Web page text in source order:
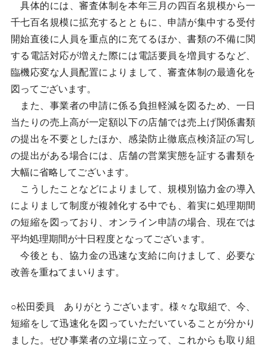
具体的には、審査体制を本年三月の四百名規模から一
千七百名規模に拡充するとともに、申請が集中する受付
開始直後に人員を重点的に充てるほか、書類の不備に関
する電話対応が増えた際には電話要員を増員するなど、
臨機応変な人員配置によりまして、審査体制の最適化を
図ってございます。
また、事業者の申請に係る負担軽減を図るため、一日
当たりの売上高が一定額以下の店舗では売上げ関係書類
の提出を不要としたほか、感染防止徹底点検済証の写し
の提出がある場合には、店舗の営業実態を証する書類を
大幅に省略してございます。
こうしたことなどによりまして、規模別協力金の導入
によりまして制度が複雑化する中でも、着実に処理期間
の短縮を図っており、オンライン申請の場合、現在では
平均処理期間が十日程度となってございます。
今後とも、協力金の迅速な支給に向けまして、必要な
改善を重ねてまいります。
○松田委員 ありがとうございます。様々な取組で、今、
短縮をして迅速化を図っていただいていることが分かり
ました。ぜひ事業者の立場に立って、これからも取り組